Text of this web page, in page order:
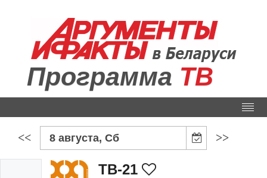
Программа ТВ
<< 8 августа, Сб >>
ТВ-21